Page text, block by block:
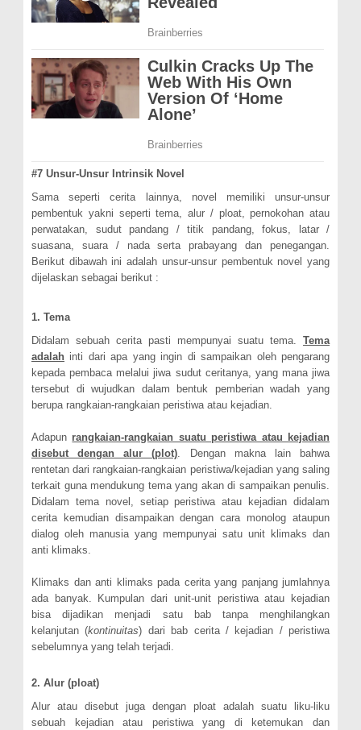
#7 Unsur-Unsur Intrinsik Novel
Sama seperti cerita lainnya, novel memiliki unsur-unsur
pembentuk yakni seperti tema, alur / ploat, pernokohan atau
perwatakan, sudut pandang / titik pandang, fokus, latar /
suasana, suara / nada serta prabayang dan penegangan.
Berikut dibawah ini adalah unsur-unsur pembentuk novel yang
dijelaskan sebagai berikut :
1. Tema
Didalam sebuah cerita pasti mempunyai suatu tema. Tema
adalah inti dari apa yang ingin di sampaikan oleh pengarang
kepada pembaca melalui jiwa sudut ceritanya, yang mana jiwa
tersebut di wujudkan dalam bentuk pemberian wadah yang
berupa rangkaian-rangkaian peristiwa atau kejadian.
Adapun rangkaian-rangkaian suatu peristiwa atau kejadian
disebut dengan alur (plot). Dengan makna lain bahwa
rentetan dari rangkaian-rangkaian peristiwa/kejadian yang saling
terkait guna mendukung tema yang akan di sampaikan penulis.
Didalam tema novel, setiap peristiwa atau kejadian didalam
cerita kemudian disampaikan dengan cara monolog ataupun
dialog oleh manusia yang mempunyai satu unit klimaks dan
anti klimaks.
Klimaks dan anti klimaks pada cerita yang panjang jumlahnya
ada banyak. Kumpulan dari unit-unit peristiwa atau kejadian
bisa dijadikan menjadi satu bab tanpa menghilangkan
kelanjutan (kontinuitas) dari bab cerita / kejadian / peristiwa
sebelumnya yang telah terjadi.
2. Alur (ploat)
Alur atau disebut juga dengan ploat adalah suatu liku-liku
sebuah kejadian atau peristiwa yang di ketemukan dan